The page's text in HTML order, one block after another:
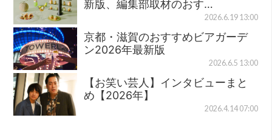
新版、編集部取材のおす…
2026.6.19 13:00
京都・滋賀のおすすめビアガーデ
ン2026年最新版
2026.6.5 13:00
【お笑い芸人】インタビューまと
め【2026年】
2026.4.14 07:00